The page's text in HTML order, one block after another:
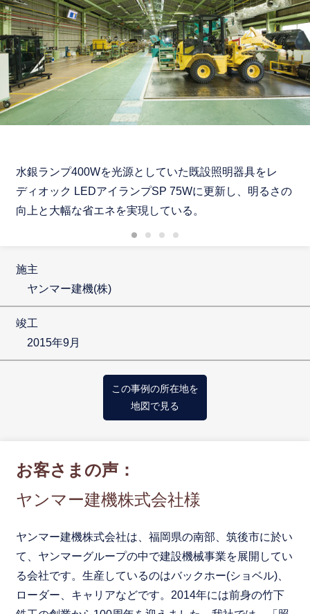
水銀ランプ400Wを光源としていた既設照明器具をレ
ディオック LEDアイランプSP 75Wに更新し、明るさの
向上と大幅な省エネを実現している。
施主
ヤンマー建機(株)
竣工
2015年9月
この事例の所在地を
地図で見る
お客さまの声：
ヤンマー建機株式会社様
ヤンマー建機株式会社は、福岡県の南部、筑後市に於い
て、ヤンマーグループの中で建設機械事業を展開してい
る会社です。生産しているのはバックホー(ショベル)、
ローダー、キャリアなどです。2014年には前身の竹下